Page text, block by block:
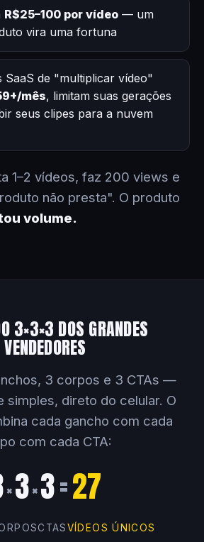
R$25–100 por vídeo — um
vira uma fortuna
SaaS de "multiplicar vídeo"
mês, limitam suas gerações
seus clipes para a nuvem
1–2 vídeos, faz 200 views e
não presta". O produto
volume.
3×3×3 DOS GRANDES
VENDEDORES
3 corpos e 3 CTAs —
simples, direto do celular. O
cada gancho com cada
com cada CTA:
×3×3=27
CTASVÍDEOS ÚNICOS